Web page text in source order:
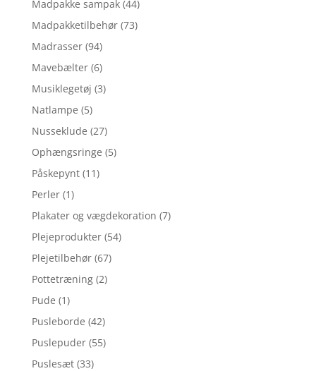
Madpakke sampak (44)
Madpakketilbehør (73)
Madrasser (94)
Mavebælter (6)
Musiklegetøj (3)
Natlampe (5)
Nusseklude (27)
Ophængsringe (5)
Påskepynt (11)
Perler (1)
Plakater og vægdekoration (7)
Plejeprodukter (54)
Plejetilbehør (67)
Pottetræning (2)
Pude (1)
Pusleborde (42)
Puslepuder (55)
Puslesæt (33)